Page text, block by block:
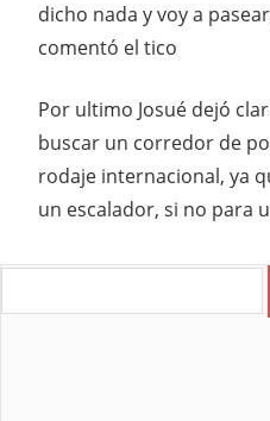
dicho nada y voy a
comentó el tico
Por ultimo Josué dejó
buscar un corredor de
rodaje internacional, ya
un escalador, si no para